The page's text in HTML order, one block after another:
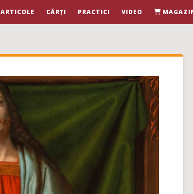
ARTICOLE CĂRȚI PRACTICI VIDEO